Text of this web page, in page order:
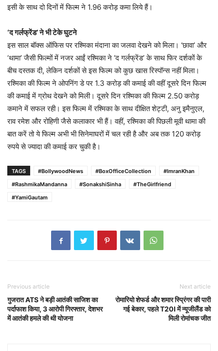
इसी के साथ दो दिनों में फिल्म ने 1.96 करोड़ कमा लिये हैं।
‘द गर्लफ्रेंड’ ने भी टेके घुटने
इस साल बॉक्स ऑफिस पर रश्मिका मंदाना का जलवा देखने को मिला। ‘छावा’ और
‘थामा’ जैसी फिल्मों में नजर आईं रश्मिका ने ‘द गर्लफ्रेंड’ के साथ फिर दर्शकों के
बीच दस्तक दी, लेकिन दर्शकों से इस फिल्म को कुछ खास रिस्पॉन्स नहीं मिला।
रश्मिका की फिल्म ने ओपनिंग डे पर 1.3 करोड़ की कमाई की वहीं दूसरे दिन फिल्म
की कमाई में ग्रोथ देखने को मिली। दूसरे दिन रश्मिका की फिल्म 2.50 करोड़
कमाने में सफल रही। इस फिल्म में रश्मिका के साथ दीक्षित शेट्टी, अनु इमैनुएल,
राव रमेश और रोहिणी जैसे कलाकार भी हैं। वहीं, रश्मिका की पिछली मूवी थामा की
बात करें तो ये फिल्म अभी भी सिनेमाघरों में चल रही है और अब तक 120 करोड़
रुपये से ज्यादा की कमाई कर चुकी है।
TAGS #BollywoodNews #BoxOfficeCollection
#ImranKhan
#RashmikaMandanna
#SonakshiSinha
#TheGirlfriend
#YamiGautam
Previous article
गुजरात ATS ने बड़ी आतंकी साजिश का
पर्दाफाश किया, 3 आरोपी गिरफ्तार, देशभर
में आतंकी हमले की थी योजना
Next article
रोमारियो शेफर्ड और शमार स्प्रिंगर की पारी
गई बेकार, पहले T20I में न्यूजीलैंड को
मिली रोमांचक जीत